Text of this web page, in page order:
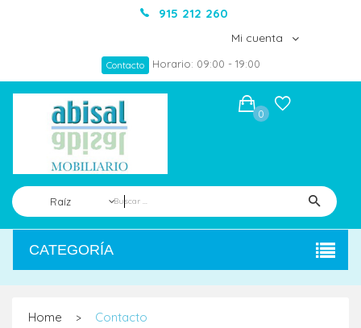
915 212 260
Mi cuenta
Contacto Horario: 09:00 - 19:00
Raíz
0
CATEGORÍA
Home > Contacto